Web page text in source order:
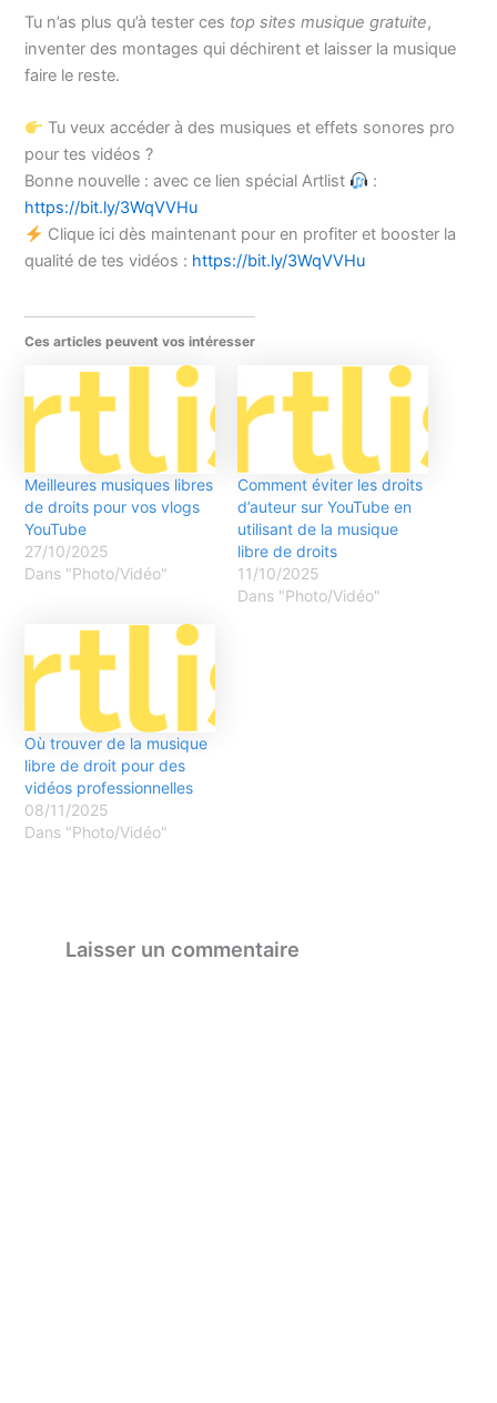
Tu n’as plus qu’à tester ces top sites musique gratuite,
inventer des montages qui déchirent et laisser la musique
faire le reste.
Tu veux accéder à des musiques et effets sonores pro
pour tes vidéos ?
Bonne nouvelle : avec ce lien spécial Artlist
:
https://bit.ly/3WqVVHu
Clique ici dès maintenant pour en profiter et booster la
qualité de tes vidéos : https://bit.ly/3WqVVHu
Ces articles peuvent vos intéresser
Meilleures musiques libres
de droits pour vos vlogs
YouTube
27/10/2025
Dans "Photo/Vidéo"
Comment éviter les droits
d’auteur sur YouTube en
utilisant de la musique
libre de droits
11/10/2025
Dans "Photo/Vidéo"
Où trouver de la musique
libre de droit pour des
vidéos professionnelles
08/11/2025
Dans "Photo/Vidéo"
Laisser un commentaire